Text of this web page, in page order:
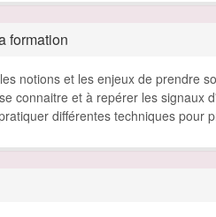
formation
notions et les enjeux de prendre
connaitre et à repérer les signaux
différentes techniques pour